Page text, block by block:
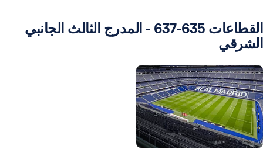
القطاعات 635-637 - المدرج الثالث الجانبي
الشرقي